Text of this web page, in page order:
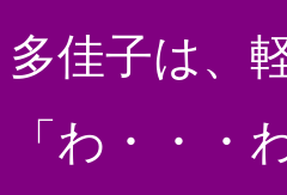
多佳子は、
「わ・・